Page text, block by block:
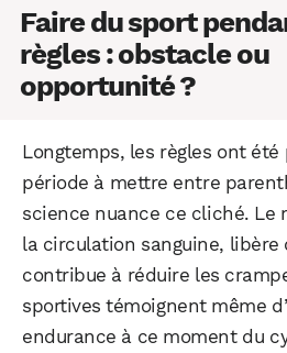
Faire du sport
règles : obstacle ou
opportunité ?
Longtemps, les règles ont
période à mettre entre
science nuance ce cliché. Le
la circulation sanguine, libère
contribue à réduire les
sportives témoignent même
endurance à ce moment du